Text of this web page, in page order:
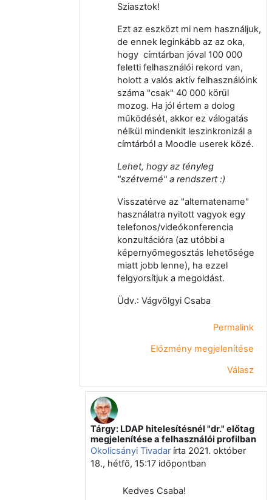
Sziasztok!
Ezt az eszközt mi nem használjuk,
de ennek leginkább az az oka,
hogy címtárban jóval 100 000
feletti felhasználói rekord van,
holott a valós aktív felhasználóink
száma "csak" 40 000 körül
mozog. Ha jól értem a dolog
működését, akkor ez válogatás
nélkül mindenkit leszinkronizál a
címtárból a Moodle userek közé.
Lehet, hogy az tényleg
"szétverné" a rendszert :)
Visszatérve az "alternatename"
használatra nyitott vagyok egy
telefonos/videókonferencia
konzultációra (az utóbbi a
képernyőmegosztás lehetősége
miatt jobb lenne), ha ezzel
felgyorsítjuk a megoldást.
Üdv.: Vágvölgyi Csaba
Permalink
Előzmény megjelenítése
Válasz
Válasz erre: Vágvölgyi Csaba
Tárgy: LDAP hitelesítésnél "dr." előtag
megjelenítése a felhasználói profilban
Okolicsányi Tivadar írta 2021. október
18., hétfő, 15:17 időpontban
Kedves Csaba!